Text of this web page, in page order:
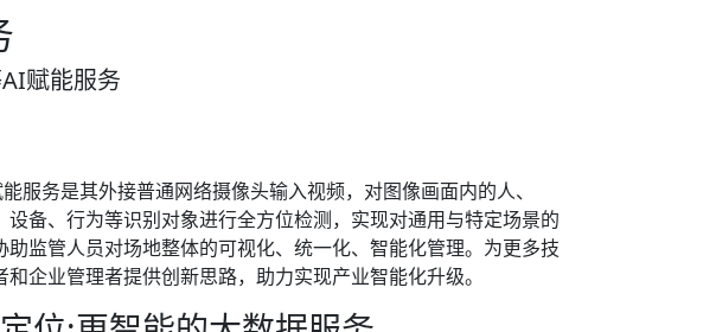
赋能服务
务是其外接普通网络摄像头输入视频，对图像画面内的人、
设备、行为等识别对象进行全方位检测，实现对通用与特定场景的
助监管人员对场地整体的可视化、统一化、智能化管理。为更多技
和企业管理者提供创新思路，助力实现产业智能化升级。